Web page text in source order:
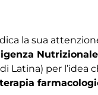
la sua
Latina) per